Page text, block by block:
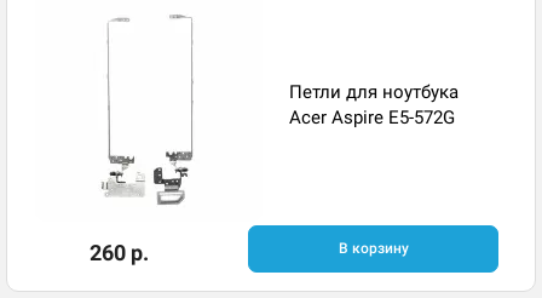
Петли для ноутбука
Acer Aspire E5-572G
260 р. В корзину